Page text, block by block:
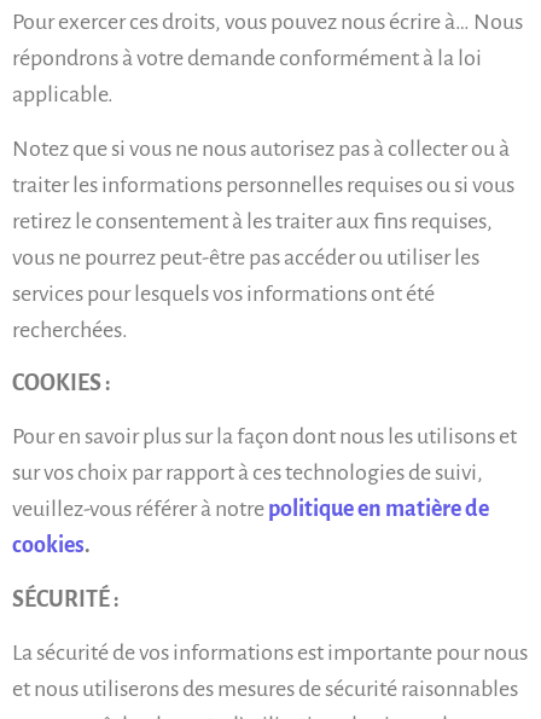
Pour exercer ces droits, vous pouvez nous écrire à… Nous
répondrons à votre demande conformément à la loi
applicable.
Notez que si vous ne nous autorisez pas à collecter ou à
traiter les informations personnelles requises ou si vous
retirez le consentement à les traiter aux fins requises,
vous ne pourrez peut-être pas accéder ou utiliser les
services pour lesquels vos informations ont été
recherchées.
COOKIES :
Pour en savoir plus sur la façon dont nous les utilisons et
sur vos choix par rapport à ces technologies de suivi,
veuillez-vous référer à notre politique en matière de
cookies.
SÉCURITÉ :
La sécurité de vos informations est importante pour nous
et nous utiliserons des mesures de sécurité raisonnables